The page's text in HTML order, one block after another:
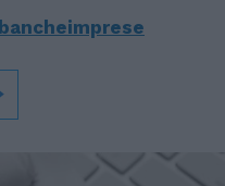
bancheimprese